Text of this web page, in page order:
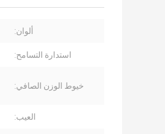
ألوان:
استدارة التسامح:
خيوط الوزن الصافي:
العيب: